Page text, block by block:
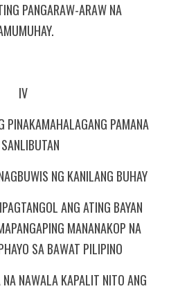
PANGARAW-ARAW NA
IV
PINAKAMAHALAGANG PAMANA
NG KANILANG BUHAY
ANG ATING BAYAN
MANANAKOP NA
SA BAWAT PILIPINO
NAWALA KAPALIT NITO ANG